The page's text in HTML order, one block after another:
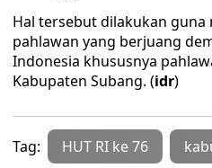
Hal tersebut dilakukan guna
pahlawan yang berjuang
Indonesia khususnya
Kabupaten Subang. (idr)
Tag: HUT RI ke 76